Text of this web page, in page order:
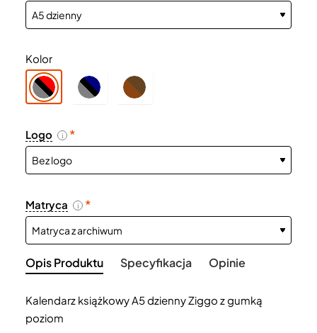
Kolor
Logo i
Matryca i
Opis Produktu Specyfikacja Opinie
Kalendarz książkowy A5 dzienny Ziggo z gumką
poziom